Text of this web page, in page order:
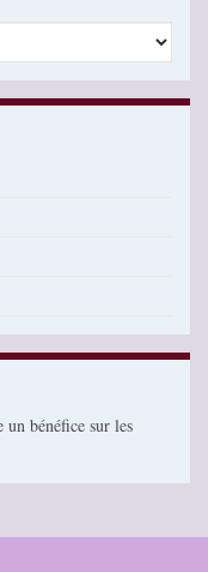
bénéfice sur les